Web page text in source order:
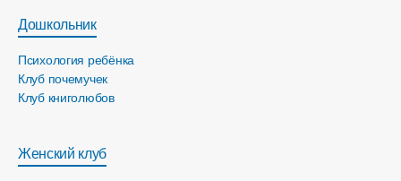
Дошкольник
Психология ребёнка
Клуб почемучек
Клуб книголюбов
Женский клуб